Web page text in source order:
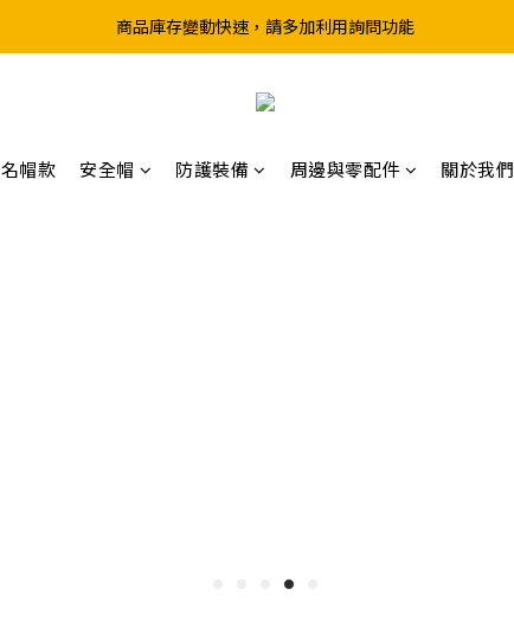
超取滿199、宅配滿490 享免運優惠
超取滿199、宅配滿490 享免運優惠
帽款 安全帽 防護裝備 周邊與零配件 關於我們
]